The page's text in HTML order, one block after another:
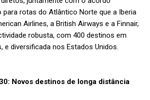
rotas do Atlântico Norte que a Iberia
Airlines, a British Airways e a Finnair,
robusta, com 400 destinos em
e diversificada nos Estados Unidos.
Novos destinos de longa distância